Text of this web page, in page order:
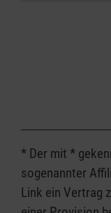
* Der mit *
sogenannter
Link ein Vertrag